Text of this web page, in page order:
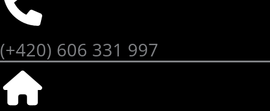
(+420) 606 331 997